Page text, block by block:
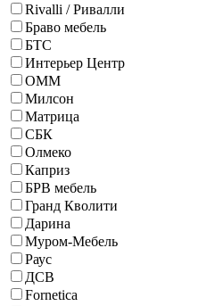
Rivalli / Ривалли
Браво мебель
БТС
Интерьер Центр
ОММ
Милсон
Матрица
СБК
Олмеко
Каприз
БРВ мебель
Гранд Кволити
Дарина
Муром-Мебель
Раус
ДСВ
Fornetica